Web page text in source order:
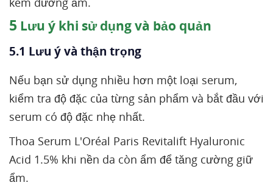
5 Lưu ý khi sử dụng và bảo quản
5.1 Lưu ý và thận trọng
Nếu bạn sử dụng nhiều hơn một loại serum,
kiểm tra độ đặc của từng sản phẩm và bắt đầu với
serum có độ đặc nhẹ nhất.
Thoa Serum L'Oréal Paris Revitalift Hyaluronic
Acid 1.5% khi nền da còn ẩm để tăng cường giữ
ẩm.